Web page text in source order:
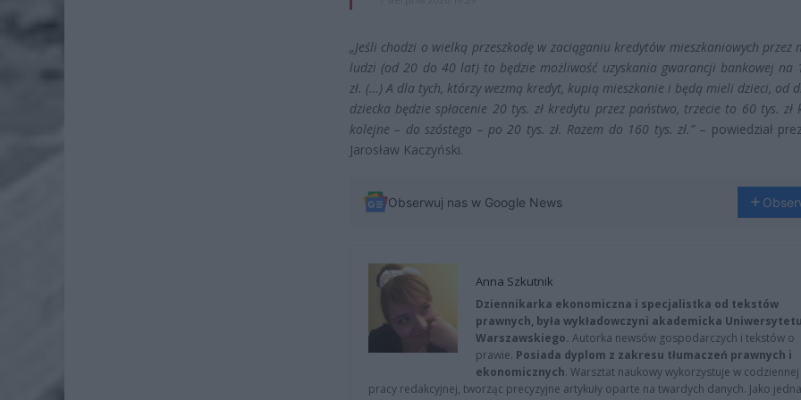
„Jeśli chodzi o wielką przeszkodę w zaciąganiu kredytów mieszkaniowych przez
ludzi (od 20 do 40 lat) to będzie możliwość uzyskania gwarancji bankowej na
zł. (…) A dla tych, którzy wezmą kredyt, kupią mieszkanie i będą mieli dzieci, od
dziecka będzie spłacenie 20 tys. zł kredytu przez państwo, trzecie to 60 tys. zł
kolejne – do szóstego – po 20 tys. zł. Razem do 160 tys. zł.”– powiedział
Jarosław Kaczyński.
Obserwuj nas w Google News
Anna Szkutnik
Dziennikarka ekonomiczna i specjalistka od tekstów
prawnych, była wykładowczyni akademicka
Warszawskiego. Autorka newsów gospodarczych i tekstów o
prawie. Posiada dyplom z zakresu tłumaczeń prawnych i
ekonomicznych. Warsztat naukowy wykorzystuje w codziennej
pracy redakcyjnej, tworząc precyzyjne artykuły oparte na twardych danych. Jako